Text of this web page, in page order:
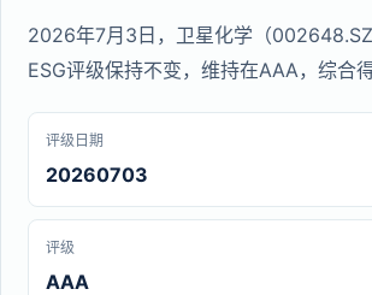
2026年7月3日，卫星化学（
ESG评级保持不变，维持在AAA，综合
评级日期
20260703
评级
AAA